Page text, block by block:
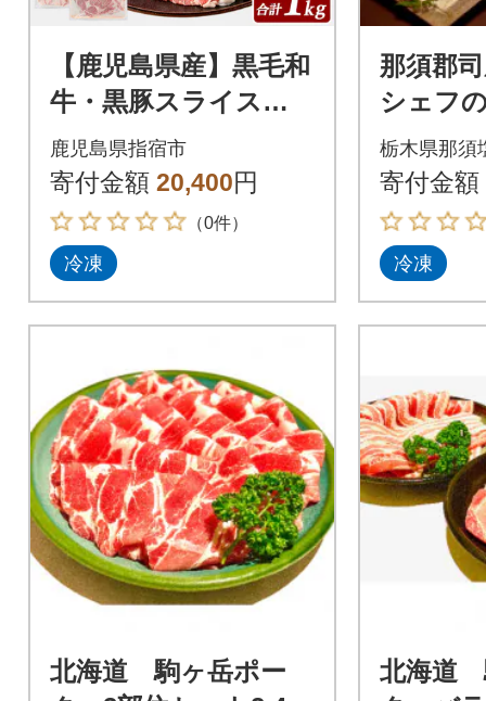
【鹿児島県産】黒毛和
牛・黒豚スライスセ
ット1kg(IB119-002)
鹿児島県指宿市
寄付金額 20,400円
（0件）
冷凍
那須郡
シェフ
ンバー
計1520g
栃木県那須
寄付金額
冷凍
北海道 駒ヶ岳ポー
北海道